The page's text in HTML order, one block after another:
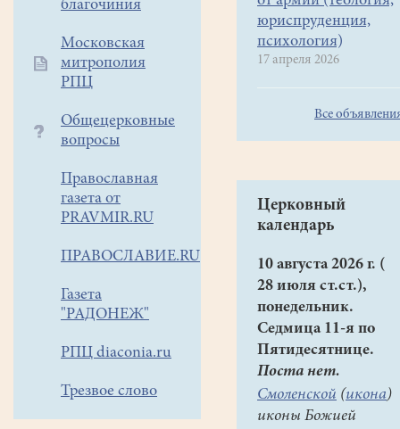
благочиния
Московская
митрополия
РПЦ
Общецерковные
вопросы
Православная
газета от
PRAVMIR.RU
ПРАВОСЛАВИЕ.RU
Газета
"РАДОНЕЖ"
РПЦ diaconia.ru
Трезвое слово
юриспруденция,
психология)
17 апреля 2026
Все
Церковный
календарь
10 августа 2026 г. (
28 июля ст.ст.),
понедельник.
Седмица 11-я по
Пятидесятнице.
Поста нет.
Смоленской (икона)
иконы Божией